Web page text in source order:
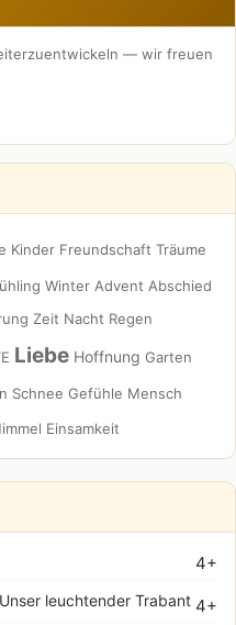
— wir freuen
Kinder Freundschaft Träume
Winter Advent Abschied
Zeit Nacht Regen
Liebe Hoffnung Garten
Schnee Gefühle Mensch
Einsamkeit
4+
4+
Unser leuchtender Trabant